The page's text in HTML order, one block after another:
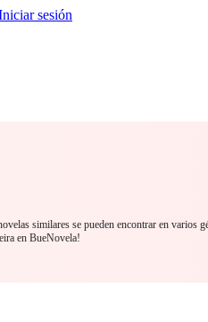
sesión
similares se pueden encontrar en varios
en BueNovela!